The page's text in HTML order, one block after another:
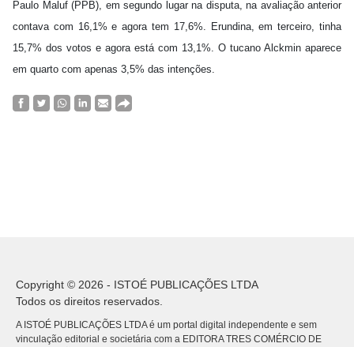
Paulo Maluf (PPB), em segundo lugar na disputa, na avaliação anterior
contava com 16,1% e agora tem 17,6%. Erundina, em terceiro, tinha
15,7% dos votos e agora está com 13,1%. O tucano Alckmin aparece
em quarto com apenas 3,5% das intenções.
Copyright © 2026 - ISTOÉ PUBLICAÇÕES LTDA
Todos os direitos reservados.
A ISTOÉ PUBLICAÇÕES LTDA é um portal digital independente e sem
vinculação editorial e societária com a EDITORA TRES COMÉRCIO DE